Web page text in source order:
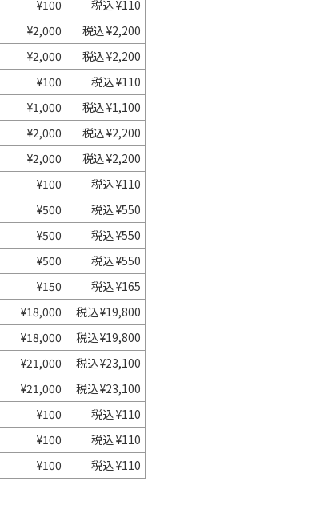
¥100 税込 ¥110
¥2,000
税込 ¥2,200
¥2,000
税込 ¥2,200
¥100
税込 ¥110
¥1,000 税込 ¥1,100
¥2,000
税込 ¥2,200
¥2,000
税込 ¥2,200
¥100
税込 ¥110
¥500 税込 ¥550
¥500
税込 ¥550
¥500
税込 ¥550
¥150 税込 ¥165
¥18,000
税込 ¥19,800
¥18,000 税込 ¥19,800
¥21,000
税込 ¥23,100
¥21,000
税込 ¥23,100
¥100
税込 ¥110
¥100
税込 ¥110
¥100 税込 ¥110